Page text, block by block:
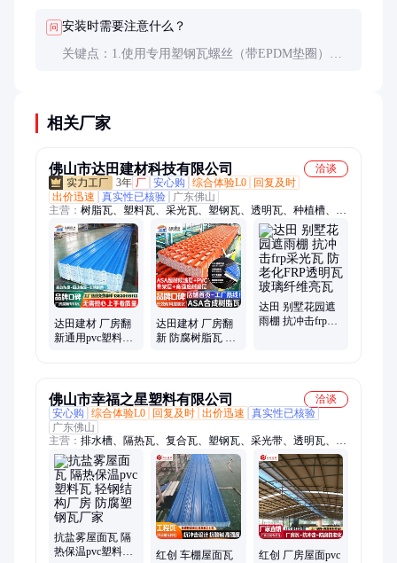
问 安装时需要注意什么？
关键点：1.使用专用塑钢瓦螺丝（带EPDM垫圈）；
相关厂家
佛山市达田建材科技有限公司
洽谈
3年 厂 安心购 综合体验L0
回复及时
出价迅速
真实性已核验
广东佛山
主营： 树脂瓦、塑料瓦、采光瓦、塑钢瓦、透明瓦、种植槽、天
沟、檐沟、pvc水槽、耐力板、pc阳光瓦、pc透明瓦、frp采光
瓦、玻璃纤维瓦、玻璃钢瓦、采光带、防腐屋面瓦、彩石瓦、
pvc塑料瓦、pvc中空瓦、防腐屋顶瓦、ASA合成树脂瓦、亮瓦、
屋面瓦、塑料一体瓦、采光天幕
达田建材 厂房翻
新通用pvc塑料瓦
达田建材 厂房翻
新 防腐树脂瓦 新
达田 别墅花园遮
雨棚 抗冲击frp采
佛山市幸福之星塑料有限公司
洽谈
安心购
综合体验L0 回复及时 出价迅速
真实性已核验
广东佛山
主营： 排水槽、隔热瓦、复合瓦、塑钢瓦、采光带、透明瓦、围
墙瓦、仿古瓦、钢芯瓦、阳光板、厂房瓦、屋顶瓦、树脂瓦、屋
面瓦、一体瓦、采光瓦、ASA小青瓦、塑料瓦、种植槽、隔热雨
棚、防腐瓦、仿古塑料瓦、pvc中空瓦、pvc塑料瓦、pvc瓦
抗盐雾屋面瓦 隔
热保温pvc塑料瓦
红创 车棚屋面瓦
红创 厂房屋面pvc